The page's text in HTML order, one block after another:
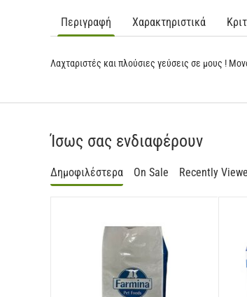
Περιγραφή Χαρακτηριστικά
Λαχταριστές και πλούσιες γεύσεις σε μους !
Ίσως σας ενδιαφέρουν
Δημοφιλέστερα On Sale Recently